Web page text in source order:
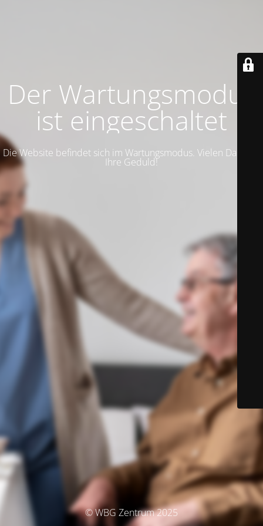
Der Wartungsmodus
ist eingeschaltet
Die Website befindet sich im Wartungsmodus. Vielen Dank für
Ihre Geduld!
© WBG Zentrum 2025